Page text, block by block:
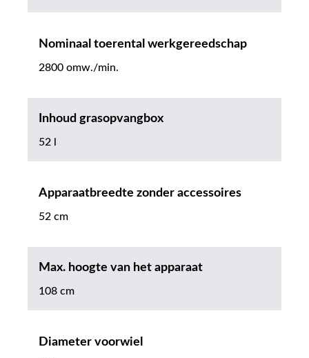
Nominaal toerental werkgereedschap
2800 omw./min.
Inhoud grasopvangbox
52 l
Apparaatbreedte zonder accessoires
52 cm
Max. hoogte van het apparaat
108 cm
Diameter voorwiel